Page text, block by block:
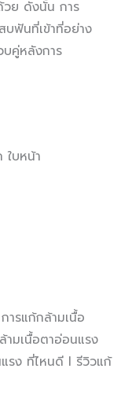
วย ดังนั้น การ
บฟันที่เข้าที่อย่าง
คู่หลังการ
ใบหน้า
รแก้กล้ามเนื้อ
ามเนื้อตาอ่อนแรง
รง ที่ไหนดี l รีวิวแก้